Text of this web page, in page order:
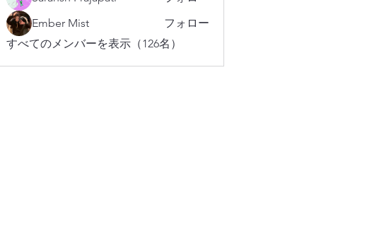
Ember Mist
フォロー
すべてのメンバーを表示（126名）